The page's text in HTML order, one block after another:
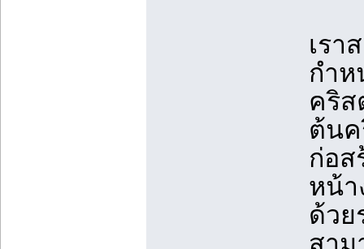
เรา
กำ
คริส
ต้นค
ก่อส
หน้า
ด้วย